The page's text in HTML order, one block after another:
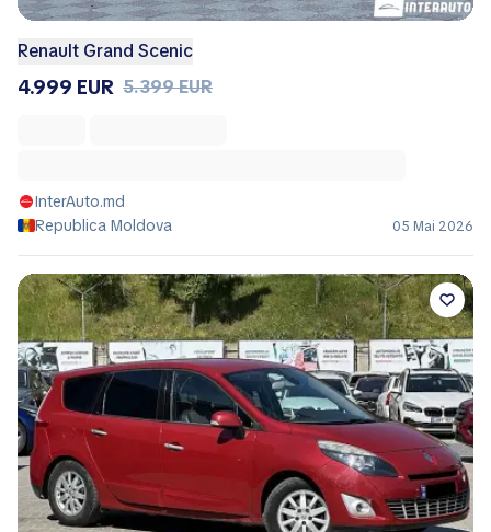
Renault Grand Scenic
4.999 EUR 5.399 EUR
InterAuto.md
Republica Moldova
05 Mai 2026